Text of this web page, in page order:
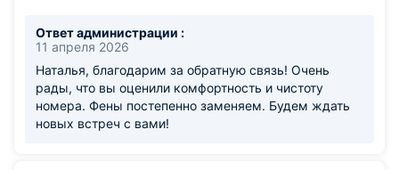
Ответ администрации :
11 апреля 2026
Наталья, благодарим за обратную связь! Очень
рады, что вы оценили комфортность и чистоту
номера. Фены постепенно заменяем. Будем ждать
новых встреч с вами!